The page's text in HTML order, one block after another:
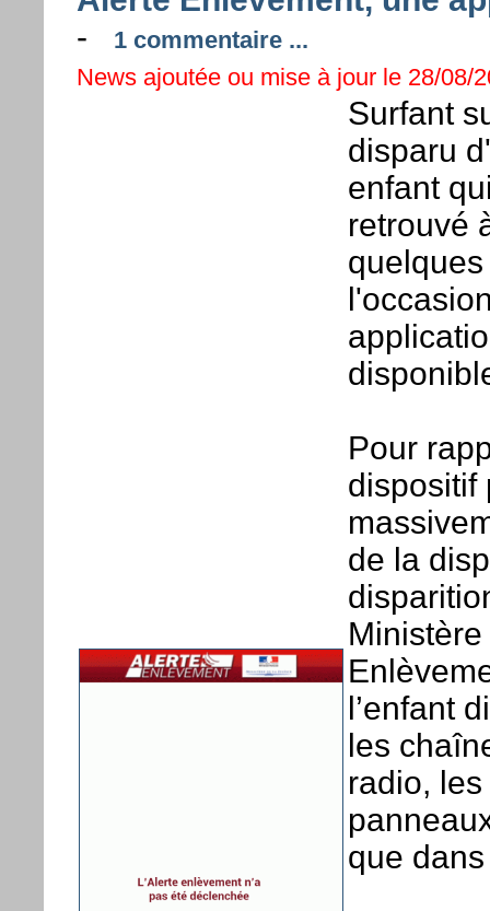
-
1 commentaire ...
News ajoutée ou mise à jour le 28/08/
Surfant
disparu
enfant
retrouvé
Pour
dispositif
de la
l’enfant
les
radio,
que